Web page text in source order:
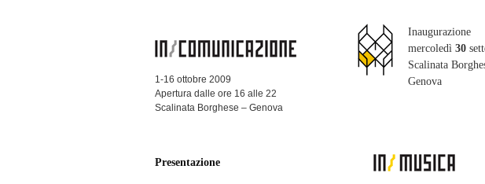
1-16 ottobre 2009
Apertura dalle ore 16 alle 22
Scalinata Borghese – Genova
Inaugurazione
mercoledì 30
Scalinata
Genova
Presentazione